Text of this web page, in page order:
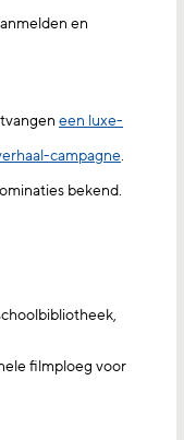
en
een luxe-
campagne.
bekend.
filmploeg voor